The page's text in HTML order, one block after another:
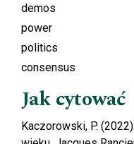
demos
power
politics
consensus
Jak cytować
Kaczorowski, P.